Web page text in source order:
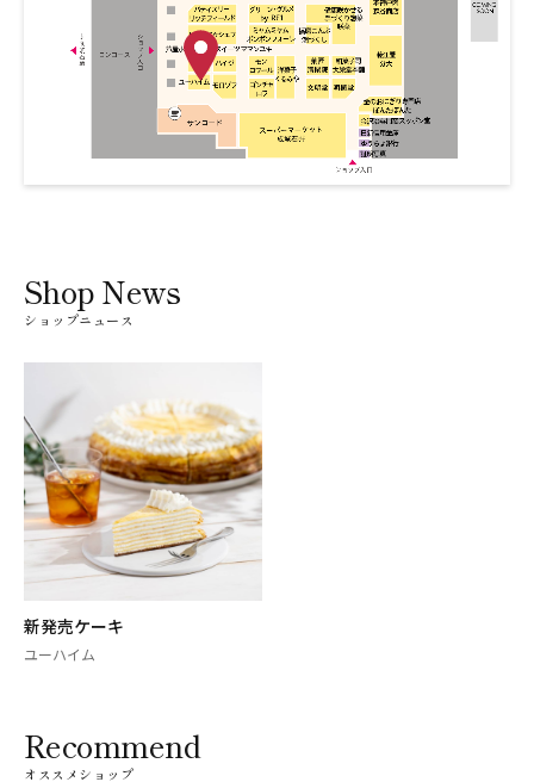
Shop News
ショップニュース
新発売ケーキ
ユーハイム
Recommend
オススメショップ